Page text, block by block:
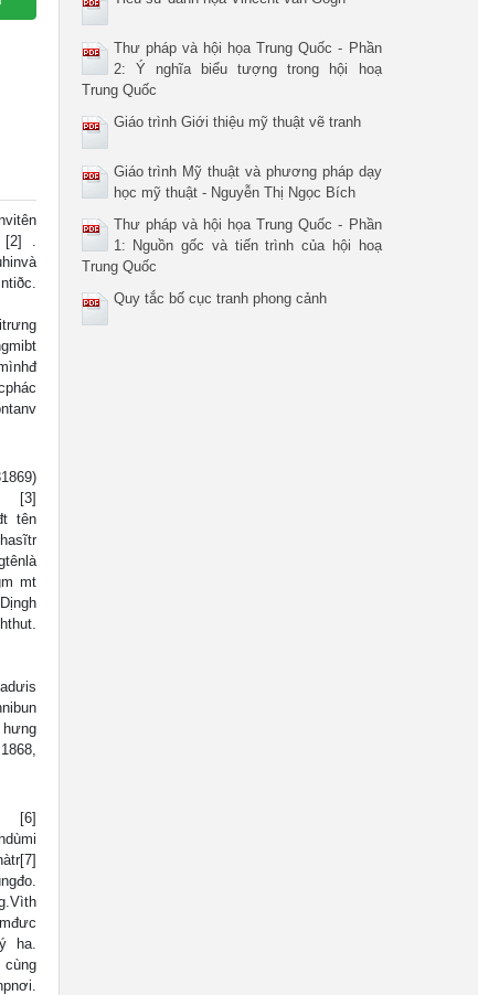
[2] .
[3]
tên
mt
[6]
ha.
Thư pháp và hội họa Trung Quốc - Phần
2: Ý nghĩa biểu tượng trong hội hoạ
Trung Quốc
Giáo trình Giới thiệu mỹ thuật vẽ tranh
Giáo trình Mỹ thuật và phương pháp dạy
học mỹ thuật - Nguyễn Thị Ngọc Bích
Thư pháp và hội họa Trung Quốc - Phần
1: Nguồn gốc và tiến trình của hội hoạ
Trung Quốc
Quy tắc bố cục tranh phong cảnh